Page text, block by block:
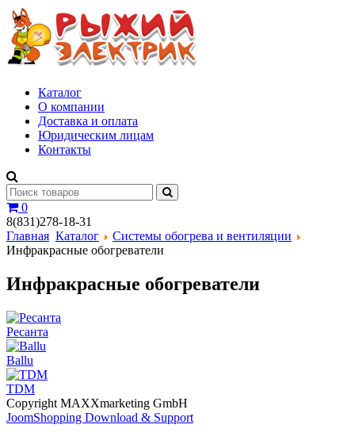
Каталог
О компании
Доставка и оплата
Юридическим лицам
Контакты
0
8(831)278-18-31
Главная Каталог
Системы обогрева и вентиляции
Инфракрасные обогреватели
Инфракрасные обогреватели
Ресанта
Ballu
TDM
Copyright MAXXmarketing GmbH
JoomShopping Download & Support